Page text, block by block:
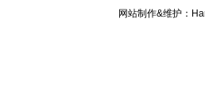
网站制作&维护：